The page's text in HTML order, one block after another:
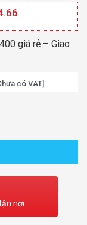
giá rẻ – Giao
có VAT]
nơi